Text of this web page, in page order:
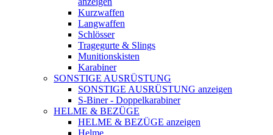
Kurzwaffen
Langwaffen
Schlösser
Tragegurte & Slings
Munitionskisten
Karabiner
SONSTIGE AUSRÜSTUNG
SONSTIGE AUSRÜSTUNG anzeigen
S-Biner - Doppelkarabiner
HELME & BEZÜGE
HELME & BEZÜGE anzeigen
Helme